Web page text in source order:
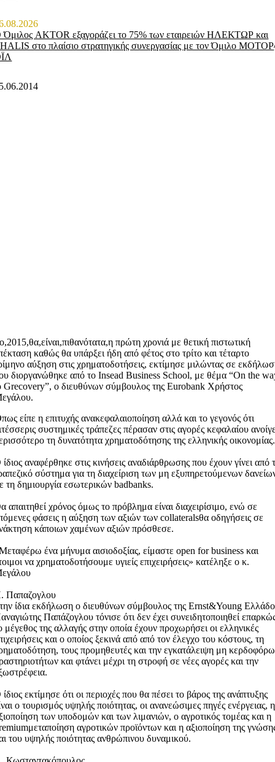
AKTOR εξαγοράζει το 75% των εταιρειών ΗΛΕΚΤΩΡ και
στο πλαίσιο στρατηγικής συνεργασίας με τον Όμιλο ΜΟΤΟΡ
πρώτη χρονιά με θετική πιστωτική
καθώς θα υπάρξει ήδη από φέτος στο τρίτο και τέταρτο
αύξηση στις χρηματοδοτήσεις, εκτίμησε μιλώντας σε
διοργανώθηκε από το Insead Business School, με θέμα “On the
Grecovery”, ο διευθύνων σύμβουλος της Eurobank Χρήστος
είπε η επιτυχής ανακεφαλαιοποίηση αλλά και το γεγονός ότι
συστημικές τράπεζες πέρασαν στις αγορές κεφαλαίου
τη δυνατότητα χρηματοδότησης της ελληνικής οικονομίας.
αναφέρθηκε στις κινήσεις αναδιάρθρωσης που έχουν γίνει από
σύστημα για τη διαχείριση των μη εξυπηρετούμενων
τη δημιουργία εσωτερικών badbanks.
απαιτηθεί χρόνος όμως το πρόβλημα είναι διαχειρίσιμο, ενώ σε
φάσεις η αύξηση των αξιών των collateralsθα οδηγήσεις σε
κάποιων χαμένων αξιών πρόσθεσε.
ένα μήνυμα αισιοδοξίας, είμαστε open for business και
να χρηματοδοτήσουμε υγιείς επιχειρήσεις» κατέληξε ο κ.
Παπαζογλου
ίδια εκδήλωση ο διευθύνων σύμβουλος της Ernst&Young
Παπάζογλου τόνισε ότι δεν έχει συνειδητοποιηθεί
μέγεθος της αλλαγής στην οποία έχουν προχωρήσει οι ελληνικές
και ο οποίος ξεκινά από από τον έλεγχο του κόστους, τη
τους προμηθευτές και την εγκατάλειψη μη
και φτάνει μέχρι τη στροφή σε νέες αγορές και την
εκτίμησε ότι οι περιοχές που θα πέσει το βάρος της ανάπτυξης
ο τουρισμός υψηλής ποιότητας, οι ανανεώσιμες πηγές ενέργειας, η
των υποδομών και των λιμανιών, ο αγροτικός τομέας και η
αγροτικών προϊόντων και η αξιοποίηση της
του υψηλής ποιότητας ανθρώπινου δυναμικού.